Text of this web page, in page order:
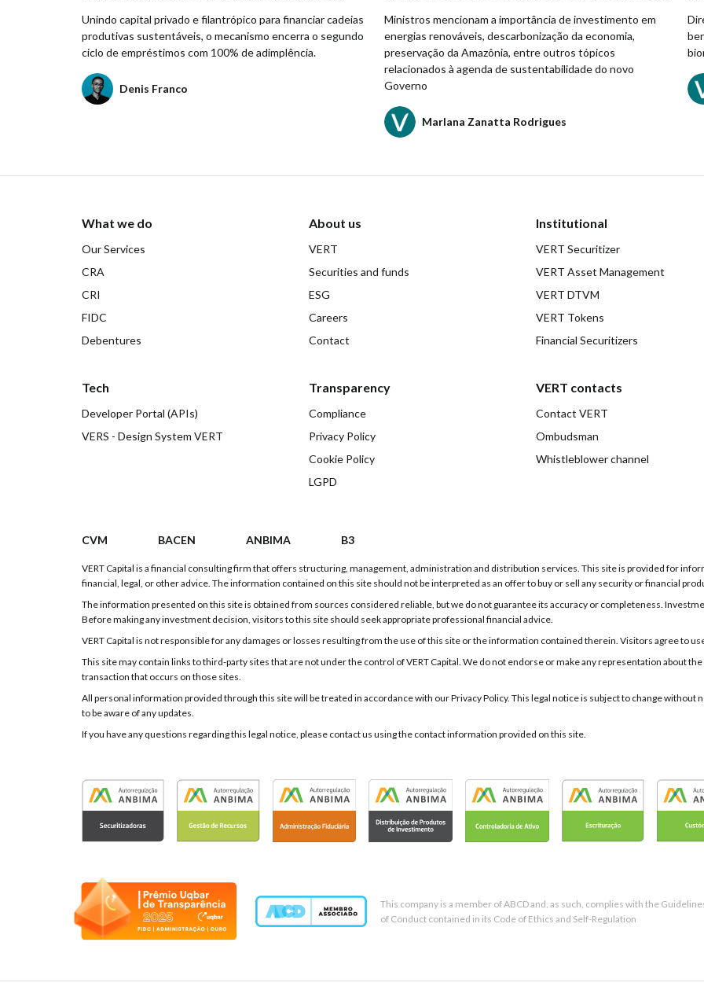
Unindo capital privado e filantrópico para financiar cadeias
produtivas sustentáveis, o mecanismo encerra o segundo
ciclo de empréstimos com 100% de adimplência.
Denis Franco
Ministros mencionam a importância de investimento em
energias renováveis, descarbonização da economia,
preservação da Amazônia, entre outros tópicos
relacionados à agenda de sustentabilidade do novo
Governo
Marlana Zanatta Rodrigues
What we do
Our Services
CRA
CRI
FIDC
Debentures
About us
VERT
Securities and funds
ESG
Careers
Contact
Institutional
VERT Securitizer
VERT Asset Management
VERT DTVM
VERT Tokens
Financial Securitizers
Tech
Developer Portal (APIs)
VERS - Design System VERT
Transparency
Compliance
Privacy Policy
Cookie Policy
LGPD
VERT contacts
Contact VERT
Ombudsman
Whistleblower channel
CVM BACEN ANBIMA B3
VERT Capital is a financial consulting firm that offers structuring, management, administration and distribution services. This site is provided for
financial, legal, or other advice. The information contained on this site should not be interpreted as an offer to buy or sell any security or financial
The information presented on this site is obtained from sources considered reliable, but we do not guarantee its accuracy or completeness.
Before making any investment decision, visitors to this site should seek appropriate professional financial advice.
VERT Capital is not responsible for any damages or losses resulting from the use of this site or the information contained therein. Visitors agree to
This site may contain links to third-party sites that are not under the control of VERT Capital. We do not endorse or make any representation about
transaction that occurs on those sites.
All personal information provided through this site will be treated in accordance with our Privacy Policy. This legal notice is subject to change
to be aware of any updates.
If you have any questions regarding this legal notice, please contact us using the contact information provided on this site.
This company is a member of ABCD and, as such, complies with the
of Conduct contained in its Code of Ethics and Self-Regulation